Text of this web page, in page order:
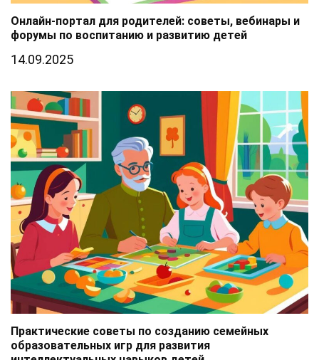
Онлайн-портал для родителей: советы, вебинары и
форумы по воспитанию и развитию детей
14.09.2025
Практические советы по созданию семейных
образовательных игр для развития